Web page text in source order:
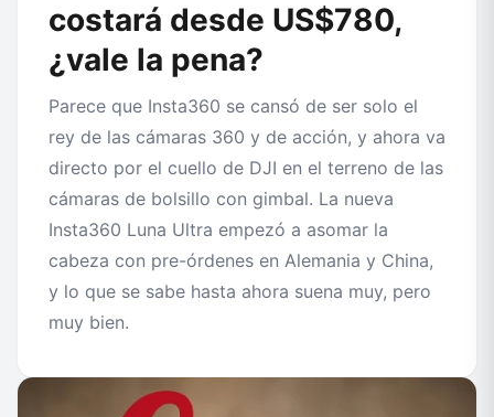
costará desde US$780,
¿vale la pena?
Parece que Insta360 se cansó de ser solo el
rey de las cámaras 360 y de acción, y ahora va
directo por el cuello de DJI en el terreno de las
cámaras de bolsillo con gimbal. La nueva
Insta360 Luna Ultra empezó a asomar la
cabeza con pre-órdenes en Alemania y China,
y lo que se sabe hasta ahora suena muy, pero
muy bien.